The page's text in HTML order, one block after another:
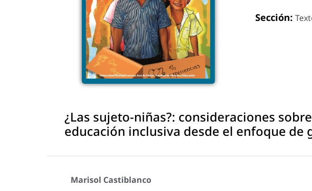
Sección:
¿Las sujeto-niñas?: consideraciones
educación inclusiva desde el enfoque de
Marisol Castiblanco